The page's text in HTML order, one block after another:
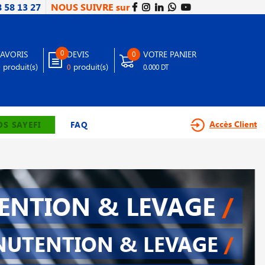
58 13 27 NOUS SUIVRE sur
produit(s)
0 DEVIS
0 produit(s)
0 VOTRE PANIER
0.000 DT
SAYEFI FAQ Accès Client
& LEVAGE /
& LEVAGE/